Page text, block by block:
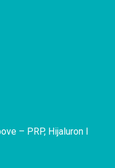
– PRP, Hijaluron I